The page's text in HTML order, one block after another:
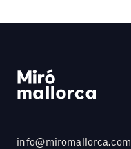
info@miromallorca.com